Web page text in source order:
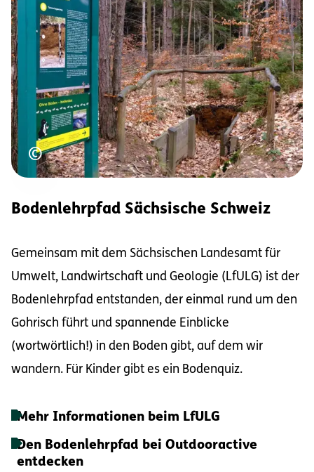
©Urheberrecht
Bodenlehrpfad Sächsische Schweiz
Gemeinsam mit dem Sächsischen Landesamt für
Umwelt, Landwirtschaft und Geologie (LfULG) ist der
Bodenlehrpfad entstanden, der einmal rund um den
Gohrisch führt und spannende Einblicke
(wortwörtlich!) in den Boden gibt, auf dem wir
wandern. Für Kinder gibt es ein Bodenquiz.
Mehr Informationen beim LfULG
Den Bodenlehrpfad bei Outdooractive
entdecken